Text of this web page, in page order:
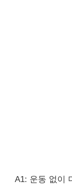
A1: 운동 없이